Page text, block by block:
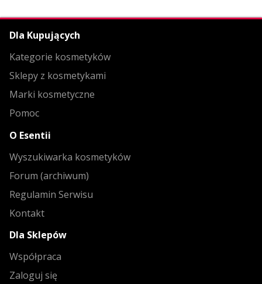
Dla Kupujących
Kategorie kosmetyków
Sklepy z kosmetykami
Marki kosmetyczne
Pomoc
O Esentii
Wyszukiwarka kosmetyków
Forum (archiwum)
Regulamin Serwisu
Kontakt
Dla Sklepów
Współpraca
Zaloguj się